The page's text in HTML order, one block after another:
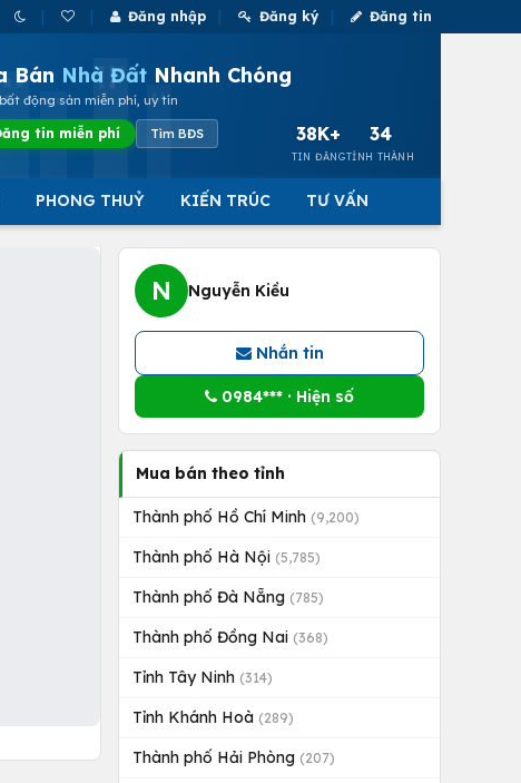
Đăng nhập Đăng ký Đăng tin
Bán Nhà Đất Nhanh Chóng
động sản miễn phí, uy tín
tin miễn phí Tìm BĐS 38K+
TIN ĐĂNG
34
TỈNH THÀNH
PHONG THUỶ KIẾN TRÚC TƯ VẤN
N Nguyễn Kiều
Nhắn tin
0984*** · Hiện số
Mua bán theo tỉnh
Thành phố Hồ Chí Minh (9,200)
Thành phố Hà Nội (5,785)
Thành phố Đà Nẵng (785)
Thành phố Đồng Nai (368)
Tỉnh Tây Ninh (314)
Tỉnh Khánh Hoà (289)
Thành phố Hải Phòng (207)